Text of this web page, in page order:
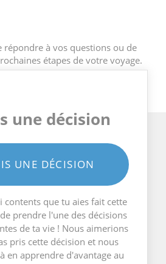
répondre à vos questions ou de
étapes de votre voyage.
une décision
UNE DÉCISION
contents que tu aies fait cette
prendre l'une des décisions
de ta vie ! Nous aimerions
pris cette décision et nous
en apprendre d'avantage au